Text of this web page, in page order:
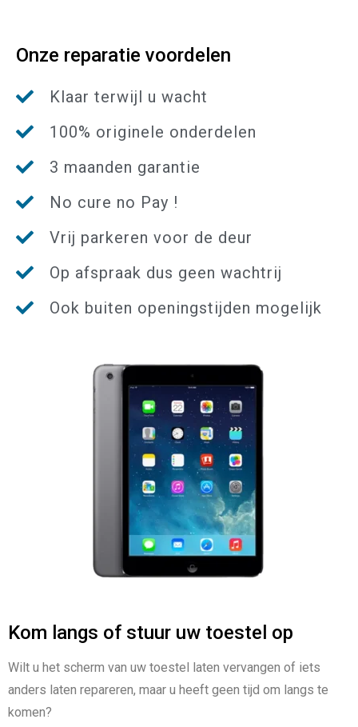
Onze reparatie voordelen
Klaar terwijl u wacht
100% originele onderdelen
3 maanden garantie
No cure no Pay !
Vrij parkeren voor de deur
Op afspraak dus geen wachtrij
Ook buiten openingstijden mogelijk
Kom langs of stuur uw toestel op
Wilt u het scherm van uw toestel laten vervangen of iets
anders laten repareren, maar u heeft geen tijd om langs te
komen?